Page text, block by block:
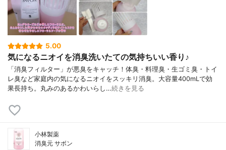
5.00
気になるニオイを消臭洗いたての気持ちいい香り♪
「消臭フィルター」が悪臭をキャッチ！体臭・料理臭・生ゴミ臭・トイ
レ臭など家庭内の気になるニオイをスッキリ消臭。大容量400mLで効
果長持ち。丸みのあるかわいらし…続きを見る
小林製薬
消臭元 サボン